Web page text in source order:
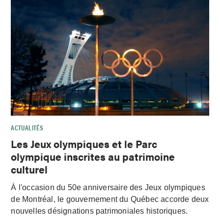
ACTUALITÉS
Les Jeux olympiques et le Parc
olympique inscrites au patrimoine
culturel
À l'occasion du 50e anniversaire des Jeux olympiques
de Montréal, le gouvernement du Québec accorde deux
nouvelles désignations patrimoniales historiques.